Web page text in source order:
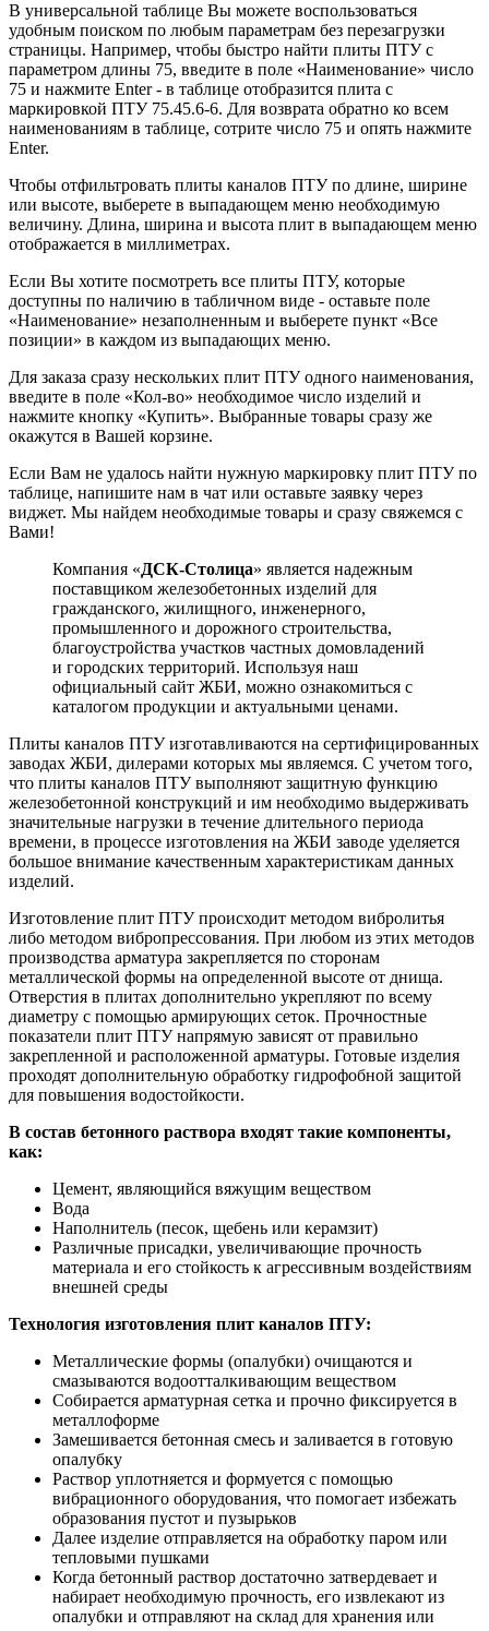
В универсальной таблице Вы можете воспользоваться
удобным поиском по любым параметрам без перезагрузки
страницы. Например, чтобы быстро найти плиты ПТУ с
параметром длины 75, введите в поле «Наименование» число
75 и нажмите Enter - в таблице отобразится плита с
маркировкой ПТУ 75.45.6-6. Для возврата обратно ко всем
наименованиям в таблице, сотрите число 75 и опять нажмите
Enter.
Чтобы отфильтровать плиты каналов ПТУ по длине, ширине
или высоте, выберете в выпадающем меню необходимую
величину. Длина, ширина и высота плит в выпадающем меню
отображается в миллиметрах.
Если Вы хотите посмотреть все плиты ПТУ, которые
доступны по наличию в табличном виде - оставьте поле
«Наименование» незаполненным и выберете пункт «Все
позиции» в каждом из выпадающих меню.
Для заказа сразу нескольких плит ПТУ одного наименования,
введите в поле «Кол-во» необходимое число изделий и
нажмите кнопку «Купить». Выбранные товары сразу же
окажутся в Вашей корзине.
Если Вам не удалось найти нужную маркировку плит ПТУ по
таблице, напишите нам в чат или оставьте заявку через
виджет. Мы найдем необходимые товары и сразу свяжемся с
Вами!
Компания «ДСК-Столица» является надежным
поставщиком железобетонных изделий для
гражданского, жилищного, инженерного,
промышленного и дорожного строительства,
благоустройства участков частных домовладений
и городских территорий. Используя наш
официальный сайт ЖБИ, можно ознакомиться с
каталогом продукции и актуальными ценами.
Плиты каналов ПТУ изготавливаются на сертифицированных
заводах ЖБИ, дилерами которых мы являемся. С учетом того,
что плиты каналов ПТУ выполняют защитную функцию
железобетонной конструкций и им необходимо выдерживать
значительные нагрузки в течение длительного периода
времени, в процессе изготовления на ЖБИ заводе уделяется
большое внимание качественным характеристикам данных
изделий.
Изготовление плит ПТУ происходит методом вибролитья
либо методом вибропрессования. При любом из этих методов
производства арматура закрепляется по сторонам
металлической формы на определенной высоте от днища.
Отверстия в плитах дополнительно укрепляют по всему
диаметру с помощью армирующих сеток. Прочностные
показатели плит ПТУ напрямую зависят от правильно
закрепленной и расположенной арматуры. Готовые изделия
проходят дополнительную обработку гидрофобной защитой
для повышения водостойкости.
В состав бетонного раствора входят такие компоненты,
как:
Цемент, являющийся вяжущим веществом
Вода
Наполнитель (песок, щебень или керамзит)
Различные присадки, увеличивающие прочность
материала и его стойкость к агрессивным воздействиям
внешней среды
Технология изготовления плит каналов ПТУ:
Металлические формы (опалубки) очищаются и
смазываются водоотталкивающим веществом
Собирается арматурная сетка и прочно фиксируется в
металлоформе
Замешивается бетонная смесь и заливается в готовую
опалубку
Раствор уплотняется и формуется с помощью
вибрационного оборудования, что помогает избежать
образования пустот и пузырьков
Далее изделие отправляется на обработку паром или
тепловыми пушками
Когда бетонный раствор достаточно затвердевает и
набирает необходимую прочность, его извлекают из
опалубки и отправляют на склад для хранения или